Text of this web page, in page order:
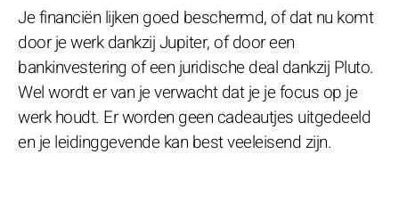
Je financiën lijken goed beschermd, of dat nu komt
door je werk dankzij Jupiter, of door een
bankinvestering of een juridische deal dankzij Pluto.
Wel wordt er van je verwacht dat je je focus op je
werk houdt. Er worden geen cadeautjes uitgedeeld
en je leidinggevende kan best veeleisend zijn.